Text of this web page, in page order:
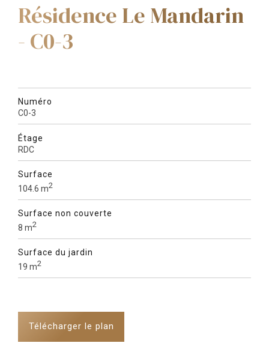
Résidence Le Mandarin
- C0-3
Numéro
C0-3
Étage
RDC
Surface
104.6 m2
Surface non couverte
8 m2
Surface du jardin
19 m2
Télécharger le plan